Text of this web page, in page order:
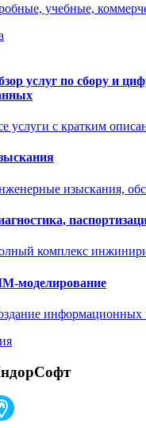
учебные,
услуг по сбору и
услуги с кратким
изыскания,
комплекс
моделирование
информационных